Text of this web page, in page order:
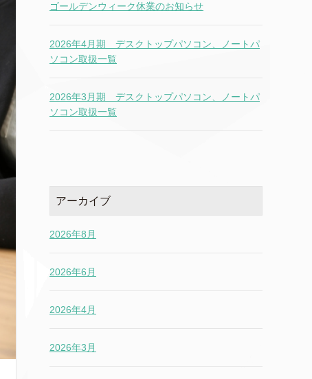
ゴールデンウィーク休業のお知らせ
2026年4月期 デスクトップパソコン、ノートパ
ソコン取扱一覧
2026年3月期 デスクトップパソコン、ノートパ
ソコン取扱一覧
アーカイブ
2026年8月
2026年6月
2026年4月
2026年3月